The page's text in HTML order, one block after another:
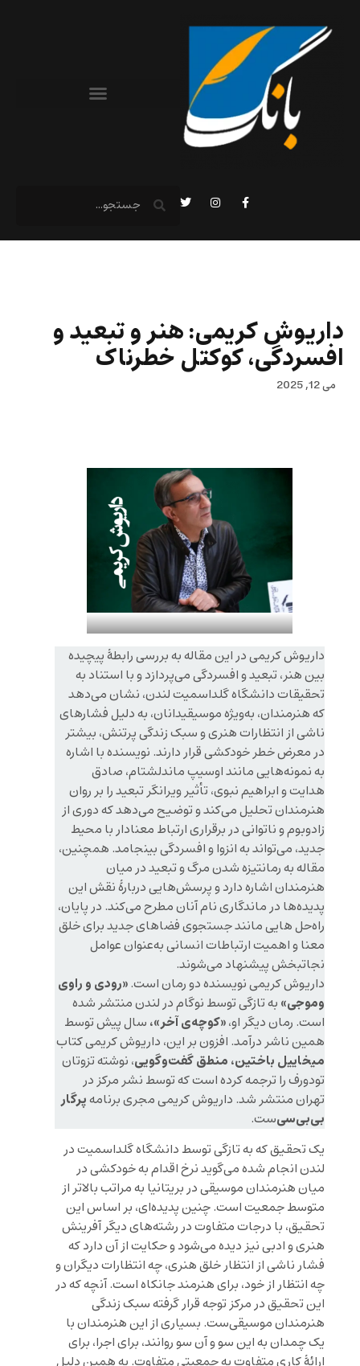
داریوش کریمی: هنر و تبعید و
افسردگی، کوکتل خطرناک
می 12, 2025
داریوش کریمی در این مقاله به بررسی رابطهٔ پیچیده
بین هنر، تبعید و افسردگی می‌پردازد و با استناد به
تحقیقات دانشگاه گلداسمیت لندن، نشان می‌دهد
که هنرمندان، به‌ویژه موسیقیدانان، به دلیل فشارهای
ناشی از انتظارات هنری و سبک زندگی پرتنش، بیشتر
در معرض خطر خودکشی قرار دارند. نویسنده با اشاره
به نمونه‌هایی مانند اوسیپ ماندلشتام، صادق
هدایت و ابراهیم نبوی، تأثیر ویرانگر تبعید را بر روان
هنرمندان تحلیل می‌کند و توضیح می‌دهد که دوری از
زادوبوم و ناتوانی در برقراری ارتباط معنادار با محیط
جدید، می‌تواند به انزوا و افسردگی بینجامد. همچنین،
مقاله به رمانتیزه شدن مرگ و تبعید در میان
هنرمندان اشاره دارد و پرسش‌هایی دربارهٔ نقش این
پدیده‌ها در ماندگاری نام آنان مطرح می‌کند. در پایان،
راه‌حل هایی مانند جستجوی فضاهای جدید برای خلق
معنا و اهمیت ارتباطات انسانی به‌عنوان عوامل
نجاتبخش پیشنهاد می‌شوند.
داریوش کریمی نویسنده دو رمان است.«رودی و راوی
و‌موجی» به تازگی توسط نوگام در لندن منتشر شده
است. رمان دیگر او،«کوچه‌ی آخر»، سال پیش توسط
همین ناشر درآمد. افزون بر این، داریوش کریمی کتاب
میخاییل باختین، منطق گفت‌و‌گویی، نوشته تزوتان
تودورف را ترجمه کرده است که توسط نشر مرکز در
تهران منتشر شد. داریوش کریمی مجری برنامهپرگار
بی‌بی‌سی‌ست.
یک تحقیق که به تازگی توسط دانشگاه گلد‌اسمیت در
لندن انجام شده می‌گوید نرخ اقدام به خودکشی در
میان هنرمندان موسیقی در بریتانیا به مراتب بالاتر از
متوسط جمعیت است. چنین پدیده‌ای، بر اساس این
تحقیق، با درجات متفاوت در رشته‌های دیگر آفرینش
هنری و ادبی نیز دیده می‌شود و حکایت از آن دارد که
فشار ناشی از انتظار خلق هنری، چه انتظارات دیگران و
چه انتظار از خود، برای هنرمند جانکاه است. آنچه که در
این تحقیق در مرکز توجه قرار گرفته سبک زندگی
هنرمندان موسیقی‌ست. بسیاری از این هنرمندان با
یک چمدان به این سو و آن سو روانند، برای اجرا، برای
ارائهٔ کاری متفاوت به جمعیتی متفاوت. به همین دلیل